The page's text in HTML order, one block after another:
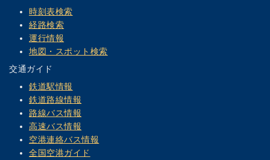
時刻表検索
経路検索
運行情報
地図・スポット検索
交通ガイド
鉄道駅情報
鉄道路線情報
路線バス情報
高速バス情報
空港連絡バス情報
全国空港ガイド